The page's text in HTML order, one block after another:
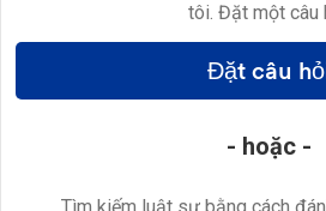
tôi. Đặt một câu
Đặt câu
- hoặc -